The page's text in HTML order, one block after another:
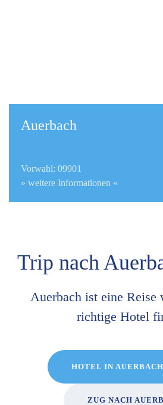
Auerbach
Vorwahl: 09901
» weitere Informationen «
Trip nach
Auerbach ist eine Reise
richtige Hotel
HOTEL IN
ZUG NACH